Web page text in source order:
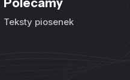
Teksty piosenek